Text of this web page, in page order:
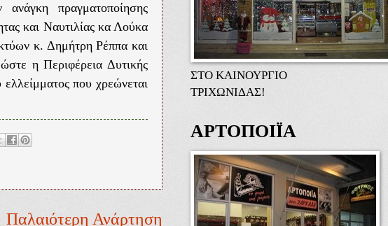
πραγματοποίησης
και Ναυτιλίας κα Λούκα
κ. Δημήτρη Ρέππα και
η Περιφέρεια Δυτικής
ελλείμματος που χρεώνεται
Παλαιότερη Ανάρτηση
ΣΤΟ ΚΑΙΝΟΥΡΓΙΟ
ΤΡΙΧΩΝΙΔΑΣ!
ΑΡΤΟΠΟΙΪΑ